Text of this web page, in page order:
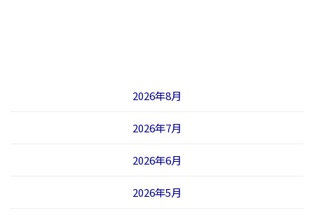
2026年8月
2026年7月
2026年6月
2026年5月